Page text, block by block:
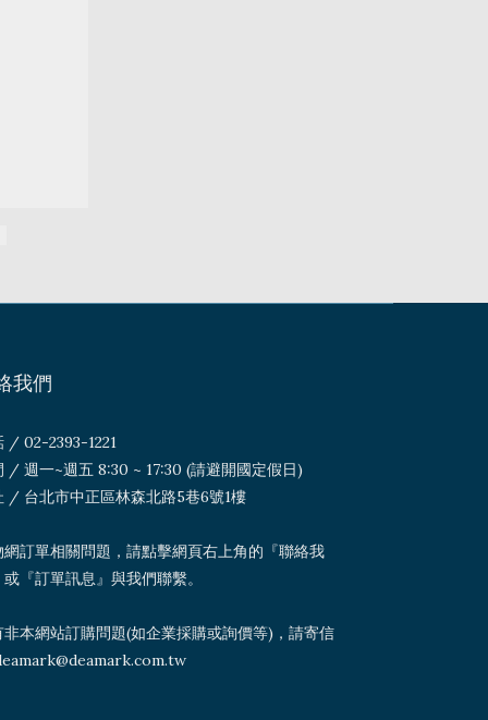
我們
/ 02-2393-1221
/ 週一~週五 8:30 ~ 17:30 (請避開國定假日)
/ 台北市中正區林森北路5巷6號1樓
網訂單相關問題，請點擊網頁右上角的『聯絡我
『訂單訊息』與我們聯繫。
非本網站訂購問題(如企業採購或詢價等)，請寄信